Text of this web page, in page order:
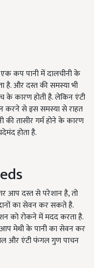
कप पानी में दालचीनी के
है. और दस्त की समस्या भी
के कारण होती है. लेकिन एंटी
करने से इस समस्या से राहत
की तासीर गर्म होने के कारण
होता है.
आप दस्त से परेशान है, तो
का सेवन कर सकते है.
को रोकने में मदद करता है.
मेथी के पानी का सेवन कर
और एंटी फंगल गुण पाचन